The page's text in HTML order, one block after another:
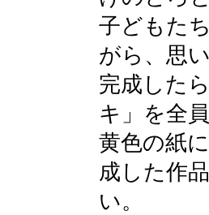
子どもた
がら、思
完成した
キ」を全
黄色の紙
成した作
い。